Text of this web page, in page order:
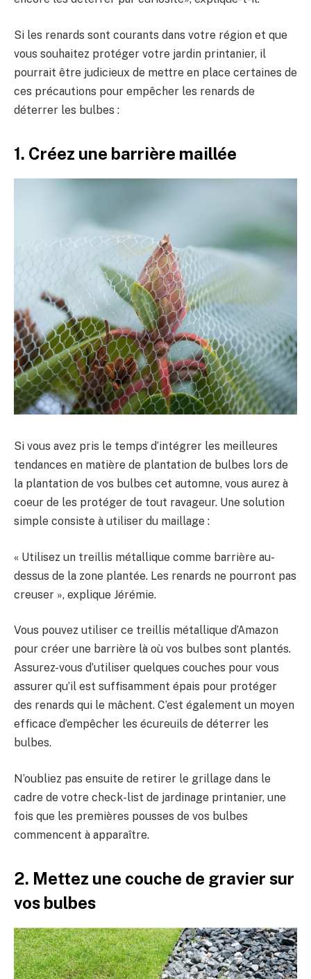
Si les renards sont courants dans votre région et que
vous souhaitez protéger votre jardin printanier, il
pourrait être judicieux de mettre en place certaines de
ces précautions pour empêcher les renards de
déterrer les bulbes :
1. Créez une barrière maillée
Si vous avez pris le temps d’intégrer les meilleures
tendances en matière de plantation de bulbes lors de
la plantation de vos bulbes cet automne, vous aurez à
coeur de les protéger de tout ravageur. Une solution
simple consiste à utiliser du maillage :
« Utilisez un treillis métallique comme barrière au-
dessus de la zone plantée. Les renards ne pourront pas
creuser », explique Jérémie.
Vous pouvez utiliser ce treillis métallique d’Amazon
pour créer une barrière là où vos bulbes sont plantés.
Assurez-vous d’utiliser quelques couches pour vous
assurer qu’il est suffisamment épais pour protéger
des renards qui le mâchent. C’est également un moyen
efficace d’empêcher les écureuils de déterrer les
bulbes.
N’oubliez pas ensuite de retirer le grillage dans le
cadre de votre check-list de jardinage printanier, une
fois que les premières pousses de vos bulbes
commencent à apparaître.
2. Mettez une couche de gravier sur
vos bulbes